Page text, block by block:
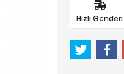
Hızlı Gönderi